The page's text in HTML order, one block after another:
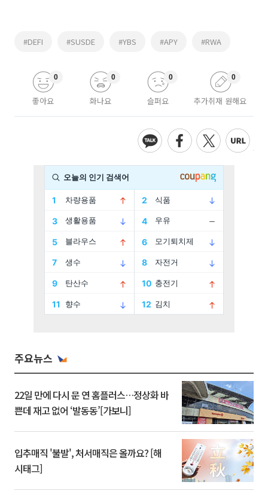
#DEFI #SUSDE #YBS #APY #RWA
좋아요
0
화나요
0
슬퍼요
0
추가취재 원해요
0
주요뉴스
22일 만에 다시 문 연 홈플러스…정상화 바
쁜데 재고 없어 ‘발동동’[가보니]
입추매직 '불발', 처서매직은 올까요? [해
시태그]